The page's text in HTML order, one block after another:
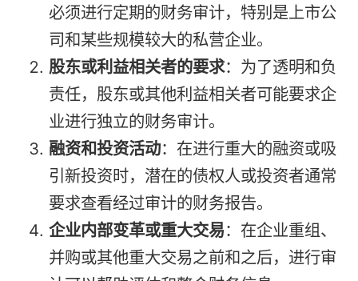
必须进行定期的财务审计，特别是上市公
司和某些规模较大的私营企业。
股东或利益相关者的要求：为了透明和负
责任，股东或其他利益相关者可能要求企
业进行独立的财务审计。
融资和投资活动：在进行重大的融资或吸
引新投资时，潜在的债权人或投资者通常
要求查看经过审计的财务报告。
企业内部变革或重大交易：在企业重组、
并购或其他重大交易之前和之后，进行审